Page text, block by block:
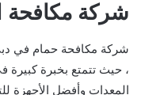
شركة مكافحة
شركة مكافحة حمام في
، حيث تتمتع بخبرة كبيرة
المعدات وأفضل الأجهزة